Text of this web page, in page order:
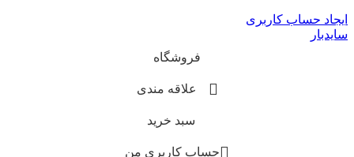
ایجاد حساب کاربری
سایدبار
فروشگاه
علاقه مندی
سبد خرید
حساب کاربری من